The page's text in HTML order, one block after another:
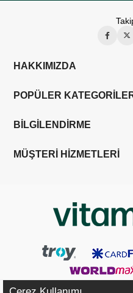
HAKKIMIZDA
POPÜLER
BİLGİLENDİRME
MÜŞTERİ HİZMETLERİ